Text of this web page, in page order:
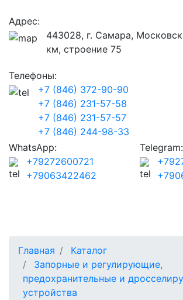
Адрес:
443028, г. Самара,
км, строение 75
Телефоны:
+7 (846) 372-90-90
+7 (846) 231-57-58
+7 (846) 231-57-57
+7 (846) 244-98-33
WhatsApp:
+79272600721
+79063422462
Telegram:
Главная
Каталог
Запорные и регулирующие,
предохранительные и
устройства